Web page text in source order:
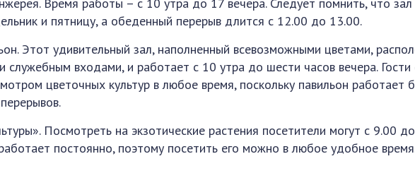
и пятницу, а обеденный перерыв длится с 12.00 до 13.00.
Этот удивительный зал, наполненный всевозможными цветами,
входами, и работает с 10 утра до шести часов вечера. Гости
цветочных культур в любое время, поскольку павильон работает
Посмотреть на экзотические растения посетители могут с 9.00
постоянно, поэтому посетить его можно в любое удобное